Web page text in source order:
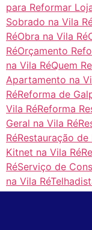
para Reformar
Sobrado na Vila
RéObra na Vila Ré
RéOrçamento
na Vila RéQuem
Apartamento na
RéReforma de
Vila RéReforma
Geral na Vila Ré
RéRestauração de
Kitnet na Vila Ré
RéServiço de
na Vila Ré